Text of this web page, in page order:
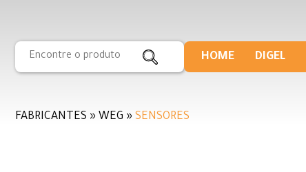
HOME DIGEL
FABRICANTES » WEG » SENSORES